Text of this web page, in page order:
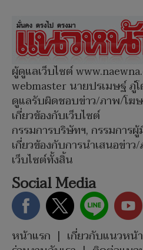
ผู้ดูแลเว็บไซต์
webmaster นายปรเมษฐ์ ภู่
ดูแลรับผิดชอบข่าว/ภาพ/โ
เกี่ยวข้องกับเว็บไซต์
กรรมการบริษัทฯ, กรรมการ
เกี่ยวข้องกับการนำเสนอข่า
เว็บไซต์ทั้งสิ้น
Social Media
หน้าแรก | เกี่ยวกับแนวหน้า